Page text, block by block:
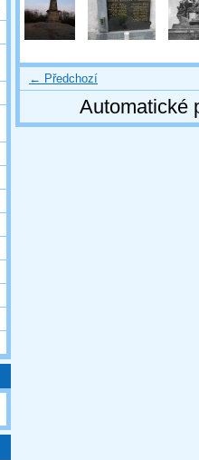
← Předchozí
Automatické